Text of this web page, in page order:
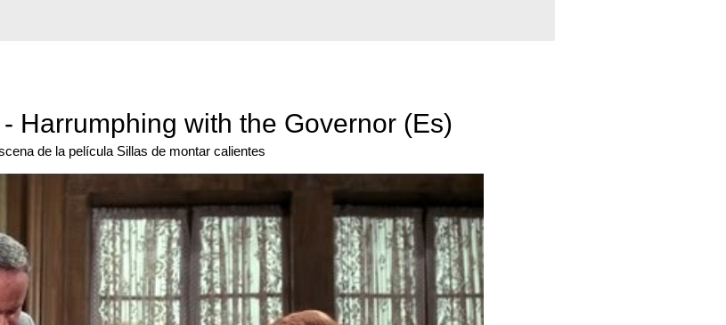
Harrumphing with the Governor (Es)
de la película Sillas de montar calientes